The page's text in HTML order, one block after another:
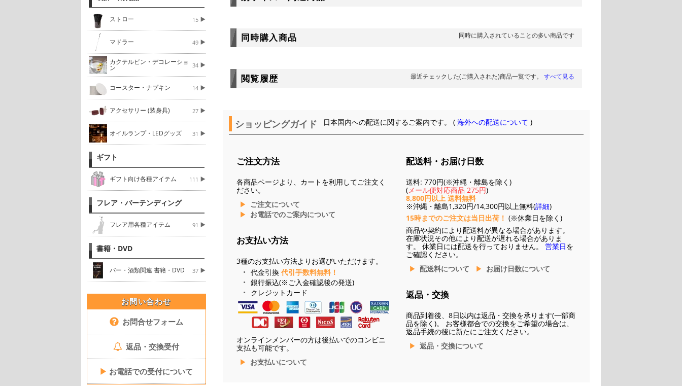
ストロー 15
マドラー 49
カクテルピン・デコレーショ
ン 34
コースター・ナプキン 14
アクセサリー (装身具) 27
オイルランプ・LEDグッズ 31
ギフト
ギフト向け各種アイテム 111
フレア・バーテンディング
フレア用各種アイテム 91
書籍・DVD
バー・酒類関連 書籍・DVD 37
お問い合わせ
お問合せフォーム
返品・交換受付
▶ お電話での受付について
同時購入商品 同時に購入されていることの多い商品です
閲覧履歴 最近チェックした(ご購入された)商品一覧です。 すべて見る
ショッピングガイド 日本国内への配送に関するご案内です。 (海外への配送について )
ご注文方法
各商品ページより、カートを利用してご注文く
ださい。
ご注文について
お電話でのご案内について
お支払い方法
3種のお支払い方法よりお選びいただけます。
代金引換 代引手数料無料！
銀行振込(※ご入金確認後の発送)
クレジットカード
オンラインメンバーの方は後払いでのコンビニ
支払も可能です。
お支払いについて
配送料・お届け日数
送料: 770円(※沖縄・離島を除く)
(メール便対応商品 275円)
8,800円以上 送料無料
※沖縄・離島1,320円/14,300円以上無料(詳細)
15時までのご注文は当日出荷！ (※休業日を除く)
商品や契約により配送料が異なる場合があります。
在庫状況その他により配送が遅れる場合がありま
す。 休業日には配送を行っておりません。 営業日を
ご確認ください。
配送料について
お届け日数について
返品・交換
商品到着後、8日以内は返品・交換を承ります(一部商
品を除く)。 お客様都合での交換をご希望の場合は、
返品手続の後に新たにご注文ください。
返品・交換について